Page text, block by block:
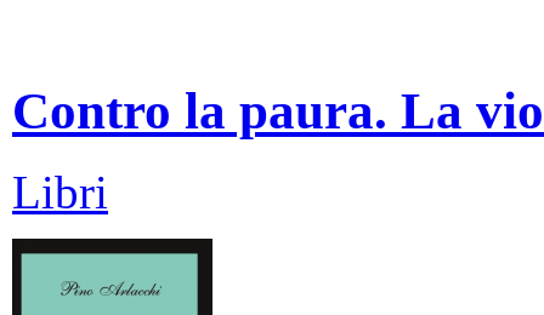
Contro la paura. La
Libri